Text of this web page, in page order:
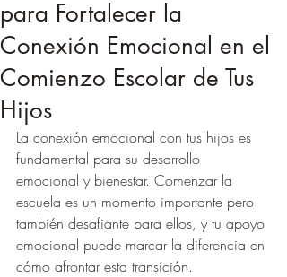
para Fortalecer la
Conexión Emocional en el
Comienzo Escolar de Tus
Hijos
La conexión emocional con tus hijos es
fundamental para su desarrollo
emocional y bienestar. Comenzar la
escuela es un momento importante pero
también desafiante para ellos, y tu apoyo
emocional puede marcar la diferencia en
cómo afrontar esta transición.